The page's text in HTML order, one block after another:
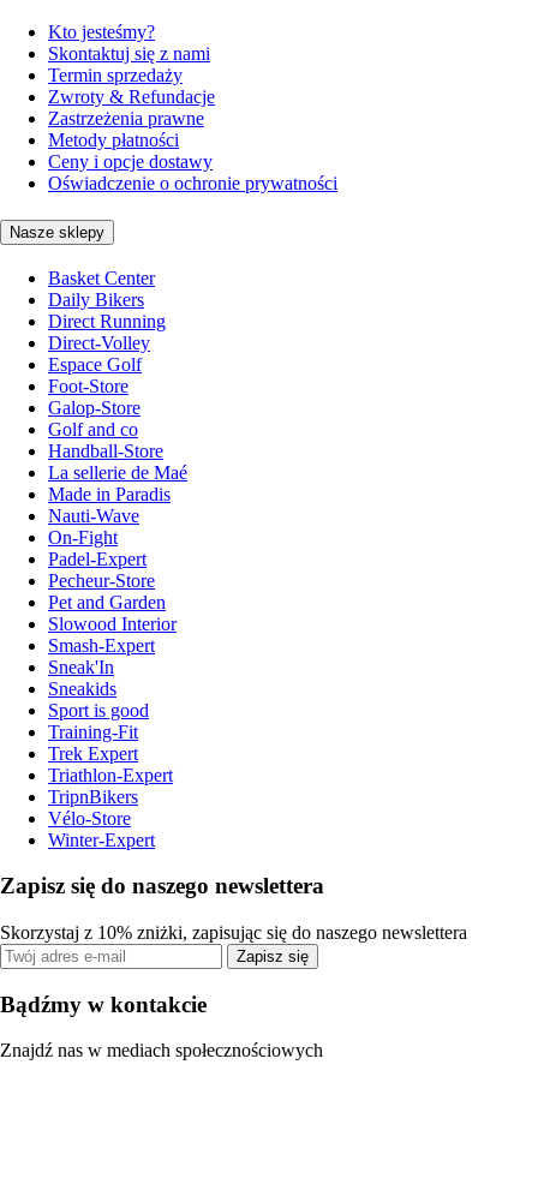
Kto jesteśmy?
Skontaktuj się z nami
Termin sprzedaży
Zwroty & Refundacje
Zastrzeżenia prawne
Metody płatności
Ceny i opcje dostawy
Oświadczenie o ochronie prywatności
Nasze sklepy
Basket Center
Daily Bikers
Direct Running
Direct-Volley
Espace Golf
Foot-Store
Galop-Store
Golf and co
Handball-Store
La sellerie de Maé
Made in Paradis
Nauti-Wave
On-Fight
Padel-Expert
Pecheur-Store
Pet and Garden
Slowood Interior
Smash-Expert
Sneak'In
Sneakids
Sport is good
Training-Fit
Trek Expert
Triathlon-Expert
TripnBikers
Vélo-Store
Winter-Expert
Zapisz się do naszego newslettera
Skorzystaj z 10% zniżki, zapisując się do naszego newslettera
Zapisz się
Bądźmy w kontakcie
Znajdź nas w mediach społecznościowych